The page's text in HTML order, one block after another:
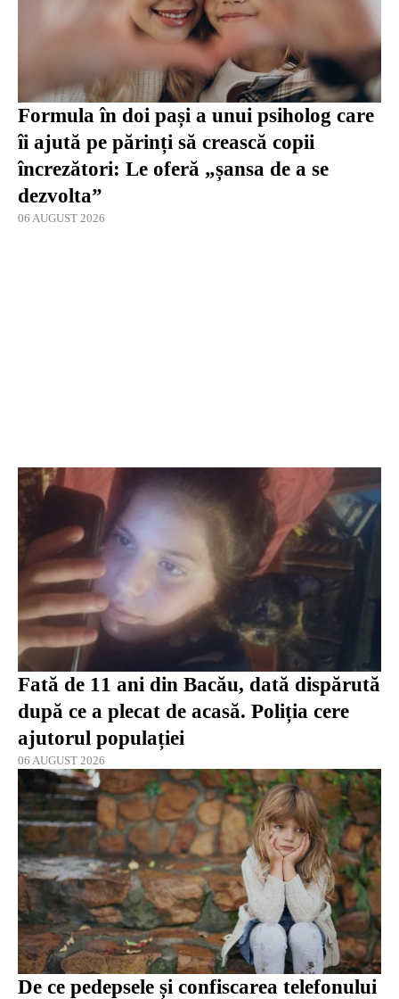
Formula în doi pași a unui psiholog care
îi ajută pe părinți să crească copii
încrezători: Le oferă „șansa de a se
dezvolta”
06 AUGUST 2026
Fată de 11 ani din Bacău, dată dispărută
după ce a plecat de acasă. Poliția cere
ajutorul populației
06 AUGUST 2026
De ce pedepsele și confiscarea telefonului